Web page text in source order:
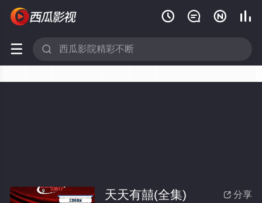
   
 
 分享
天天有囍(全集)